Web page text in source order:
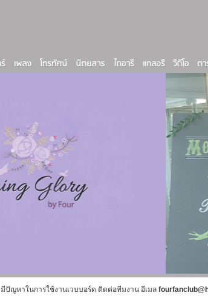
มีปัญหาในการใช้งานเวบบอร์ด ติดต่อทีมงาน อีเมล